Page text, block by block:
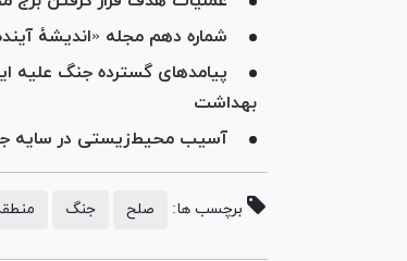
شماره دهم مجله «اندیشۀ
پیامدهای گسترده جنگ علیه
بهداشت
آسیب محیط‌زیستی در سایه جنگ؛ انتشار ۵ میلیون تن گاز
برچسب ها: صلح جنگ